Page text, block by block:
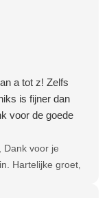
a tot z! Zelfs
is fijner dan
voor de goede
Dank voor je
Hartelijke groet,